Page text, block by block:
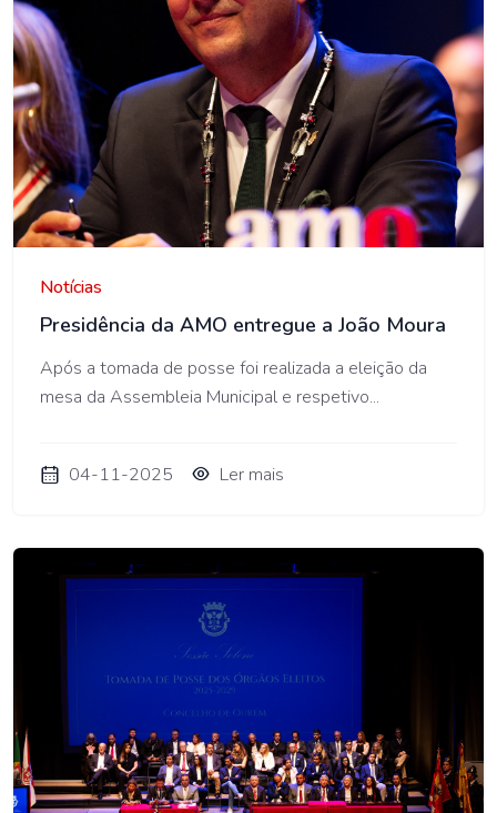
Notícias
Presidência da AMO entregue a João Moura
Após a tomada de posse foi realizada a eleição da
mesa da Assembleia Municipal e respetivo...
04-11-2025 Ler mais